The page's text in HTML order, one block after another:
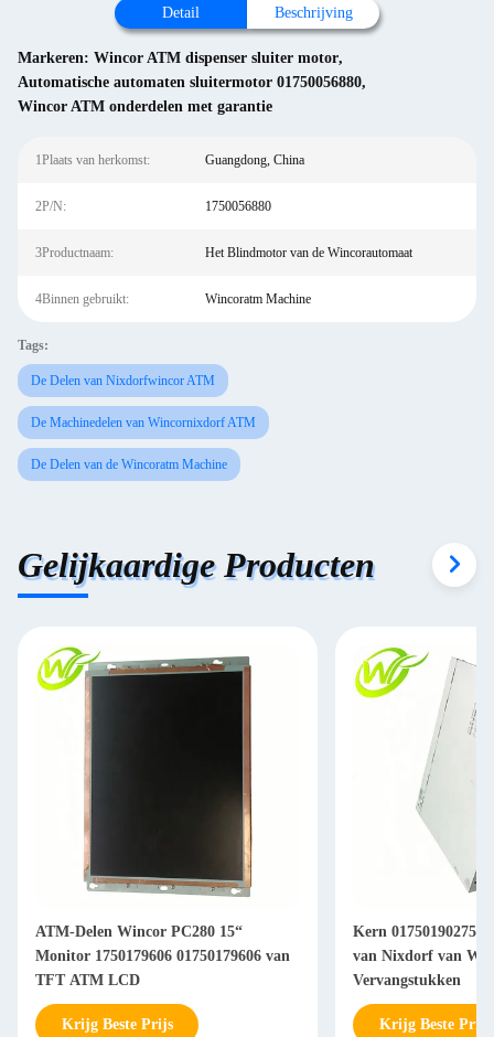
Detail Beschrijving
Markeren: Wincor ATM dispenser sluiter motor,
Automatische automaten sluitermotor 01750056880,
Wincor ATM onderdelen met garantie
1Plaats van herkomst: Guangdong, China
2P/N: 1750056880
3Productnaam: Het Blindmotor van de Wincorautomaat
4Binnen gebruikt: Wincoratm Machine
Tags:
De Delen van Nixdorfwincor ATM
De Machinedelen van Wincornixdorf ATM
De Delen van de Wincoratm Machine
Gelijkaardige Producten
ATM-Delen Wincor PC280 15“
Monitor 1750179606 01750179606 van
TFT ATM LCD
Krijg Beste Prijs
Kern 01750190275
van Nixdorf van
Vervangstukken
Krijg Beste Prijs